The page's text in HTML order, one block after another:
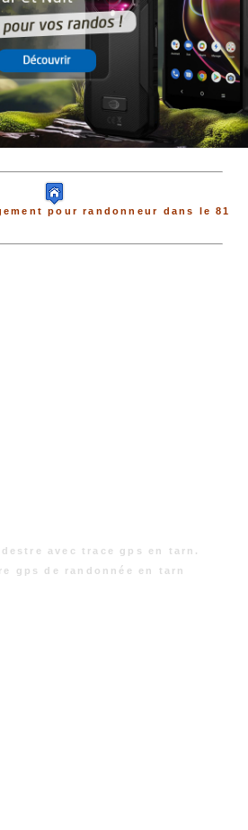
pour randonneur dans le 81
avec trace gps en tarn.
gps de randonnée en tarn